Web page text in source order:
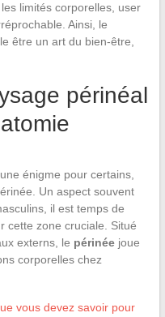
limités corporelles, user
Ainsi, le
être un art du bien-être,
périnéal
énigme pour certains,
Un aspect souvent
il est temps de
cette zone cruciale. Situé
externs, le périnéejoue
corporelles chez
vous devez savoir pour